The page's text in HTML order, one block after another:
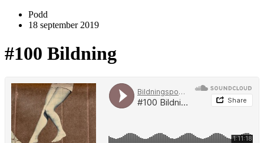
Podd
18 september 2019
#100 Bildning